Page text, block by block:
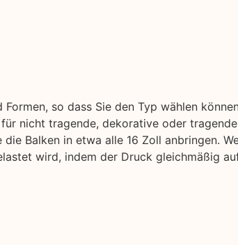
so dass Sie den Typ wählen
nicht tragende, dekorative oder
Balken in etwa alle 16 Zoll anbringen.
wird, indem der Druck gleichmäßig